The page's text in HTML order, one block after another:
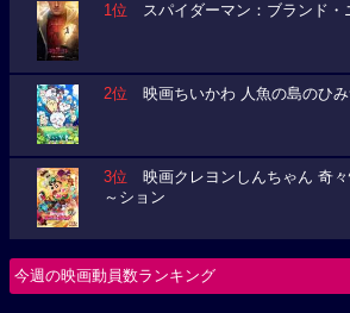
1位 スパイダーマン：ブランド・
2位 映画ちいかわ 人魚の島のひみ
3位 映画クレヨンしんちゃん 奇
～ション
今週の映画動員数ランキング